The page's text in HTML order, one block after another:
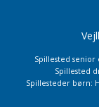
Spillested senior
Spillested
Spillesteder børn: